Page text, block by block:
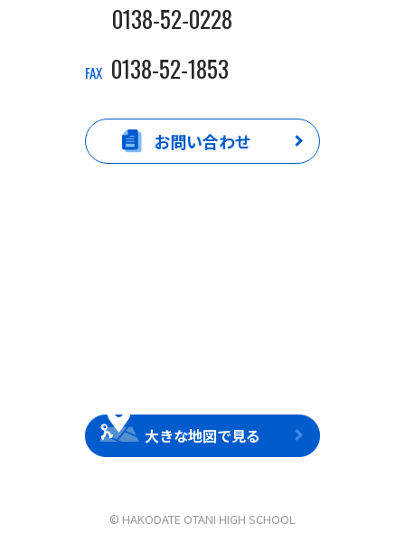
0138-52-0228
FAX 0138-52-1853
お問い合わせ
大きな地図で見る
© HAKODATE OTANI HIGH SCHOOL